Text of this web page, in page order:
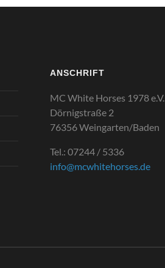
ANSCHRIFT
MC White Horses 1978 e.V.
Dörnigstraße 2
76356 Weingarten/Baden
Tel.: 07244 / 5336
info@mcwhitehorses.de